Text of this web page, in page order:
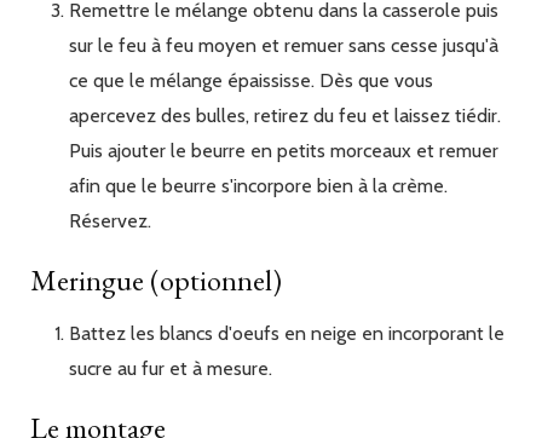
Remettre le mélange obtenu dans la casserole puis
sur le feu à feu moyen et remuer sans cesse jusqu'à
ce que le mélange épaississe. Dès que vous
apercevez des bulles, retirez du feu et laissez tiédir.
Puis ajouter le beurre en petits morceaux et remuer
afin que le beurre s'incorpore bien à la crème.
Réservez.
Meringue (optionnel)
Battez les blancs d'oeufs en neige en incorporant le
sucre au fur et à mesure.
Le montage